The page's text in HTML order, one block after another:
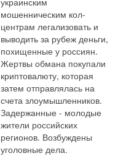
мошенническим кол-
центрам легализовать и
выводить за рубеж деньги,
похищенные у россиян.
Жертвы обмана покупали
криптовалюту, которая
затем отправлялась на
счета злоумышленников.
Задержанные - молодые
жители российских
регионов. Возбуждены
уголовные дела.